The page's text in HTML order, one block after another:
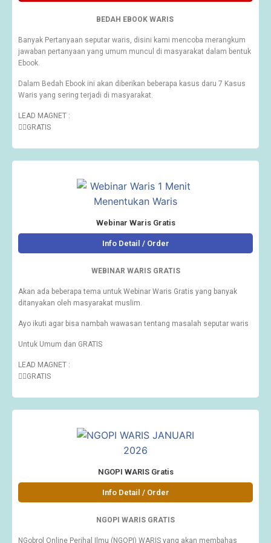
BEDAH EBOOK WARIS
Banyak Pertanyaan seputar waris, disini kami mencoba merangkum
jawaban pertanyaan yang umum muncul di masyarakat dalam bentuk
Ebook.
Dalam Bedah Ebook ini akan diberikan beberapa kasus daru 7 Kasus
Waris yang sering terjadi di masyarakat.
LEAD MAGNET :
👉🏽GRATIS
Webinar Waris Gratis
Info Detail / Order
WEBINAR WARIS GRATIS
Akan ada beberapa tema untuk Webinar Waris Gratis yang banyak
ditanyakan oleh masyarakat muslim.
Ayo ikuti agar bisa nambah wawasan tentang masalah seputar waris
Untuk Umum dan GRATIS
LEAD MAGNET :
👉🏽GRATIS
NGOPI WARIS Gratis
Info Detail / Order
NGOPI WARIS GRATIS
NGobrol Online Perihal Ilmu (NGOPI) WARIS yang akan membahas